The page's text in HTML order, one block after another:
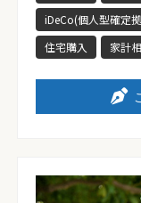
iDeCo(個人型確定拠
住宅購入
家計